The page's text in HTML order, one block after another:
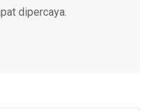
dipercaya.